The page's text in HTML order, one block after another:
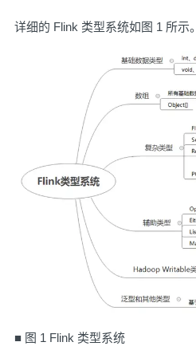
详细的 Flink 类型系统如图 1 所示。
■ 图 1 Flink 类型系统